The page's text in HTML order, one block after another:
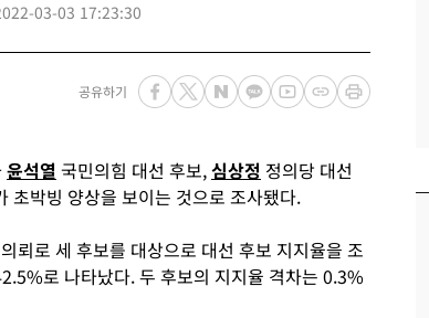
03-03 17:23:30
공유하기
윤석열 국민의힘 대선 후보,심상정 정의당 대선
초박빙 양상을 보이는 것으로 조사됐다.
뢰로 세 후보를 대상으로 대선 후보 지지율을 조
로 나타났다. 두 후보의 지지율 격차는 0.3%